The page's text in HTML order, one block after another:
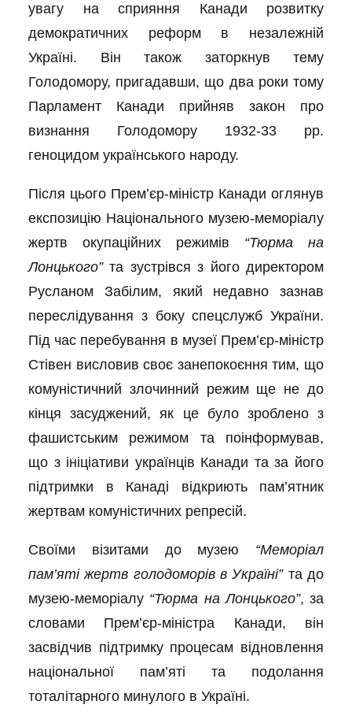
увагу на сприяння Канади розвитку
демократичних реформ в незалежній
Україні. Він також заторкнув тему
Голодомору, пригадавши, що два роки тому
Парламент Канади прийняв закон про
визнання Голодомору 1932-33 рр.
геноцидом українського народу.
Після цього Прем’єр-міністр Канади оглянув
експозицію Національного музею-меморіалу
жертв окупаційних режимів “Тюрма на
Лонцького” та зустрівся з його директором
Русланом Забілим, який недавно зазнав
переслідування з боку спецслужб України.
Під час перебування в музеї Прем’єр-міністр
Стівен висловив своє занепокоєння тим, що
комуністичний злочинний режим ще не до
кінця засуджений, як це було зроблено з
фашистським режимом та поінформував,
що з ініціативи українців Канади та за його
підтримки в Канаді відкриють пам’ятник
жертвам комуністичних репресій.
Своїми візитами до музею “Меморіал
пам’яті жертв голодоморів в Україні” та до
музею-меморіалу “Тюрма на Лонцького”, за
словами Прем’єр-міністра Канади, він
засвідчив підтримку процесам відновлення
національної пам’яті та подолання
тоталітарного минулого в Україні.